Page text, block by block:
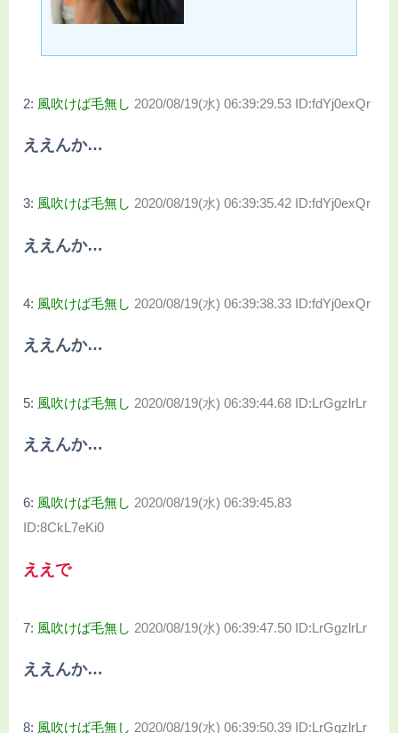
2: 風吹けば毛無し 2020/08/19(水) 06:39:29.53 ID:fdYj0exQr
ええんか…
3: 風吹けば毛無し 2020/08/19(水) 06:39:35.42 ID:fdYj0exQr
ええんか…
4: 風吹けば毛無し 2020/08/19(水) 06:39:38.33 ID:fdYj0exQr
ええんか…
5: 風吹けば毛無し 2020/08/19(水) 06:39:44.68 ID:LrGgzlrLr
ええんか…
6: 風吹けば毛無し 2020/08/19(水) 06:39:45.83
ID:8CkL7eKi0
ええで
7: 風吹けば毛無し 2020/08/19(水) 06:39:47.50 ID:LrGgzlrLr
ええんか…
8: 風吹けば毛無し 2020/08/19(水) 06:39:50.39 ID:LrGgzlrLr